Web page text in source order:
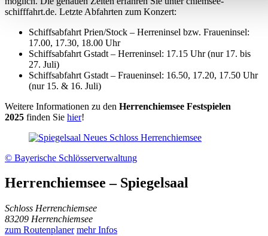
schifffahrt.de. Letzte Abfahrten zum Konzert:
Schiffsabfahrt Prien/Stock – Herreninsel bzw. Fraueninsel:
17.00, 17.30, 18.00 Uhr
Schiffsabfahrt Gstadt – Herreninsel: 17.15 Uhr (nur 17. bis
27. Juli)
Schiffsabfahrt Gstadt – Fraueninsel: 16.50, 17.20, 17.50 Uhr
(nur 15. & 16. Juli)
Weitere Informationen zu den Herrenchiemsee Festspielen
2025 finden Sie hier!
© Bayerische Schlösserverwaltung
Herrenchiemsee – Spiegelsaal
Schloss Herrenchiemsee
83209 Herrenchiemsee
zum Routenplaner mehr Infos